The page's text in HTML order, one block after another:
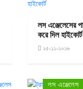
লস এঞ্জেলেসের
করে দিল হাইকোর্ট
২৫-১১-২০১৬
লস এঞ্জেলেস